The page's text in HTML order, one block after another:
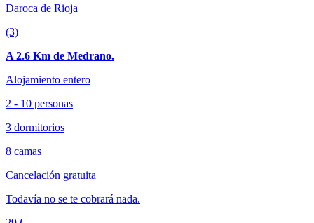
Daroca de Rioja
(3)
A 2.6 Km de Medrano.
Alojamiento entero
2 - 10 personas
3 dormitorios
8 camas
Cancelación gratuita
Todavía no se te cobrará nada.